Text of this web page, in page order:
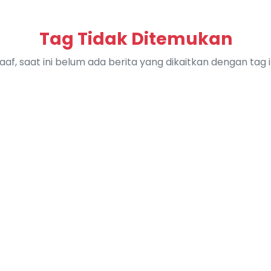
Tag Tidak Ditemukan
saat ini belum ada berita yang dikaitkan dengan tag